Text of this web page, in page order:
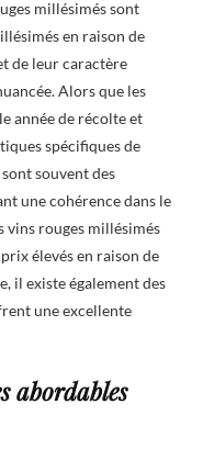
millésimés sont
en raison de
de leur caractère
Alors que les
année de récolte et
spécifiques de
souvent des
une cohérence dans le
vins rouges millésimés
élevés en raison de
il existe également des
une excellente
abordables